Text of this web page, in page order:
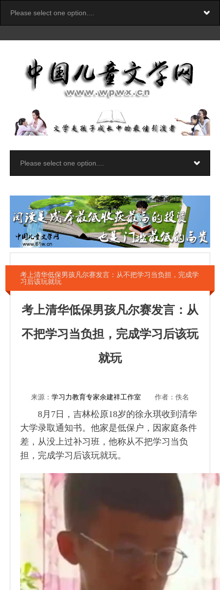
考上清华低保男孩凡尔赛发言：从不把学习当负担，完成学
习后该玩就玩
考上清华低保男孩凡尔赛发言：从
不把学习当负担，完成学习后该玩
就玩
来源： 学习力教育专家余建祥工作室 作者：佚名
8月7日，吉林松原18岁的徐永琪收到清华
大学录取通知书。他家是低保户，因家庭条件
差，从没上过补习班，他称从不把学习当负
担，完成学习后该玩就玩。